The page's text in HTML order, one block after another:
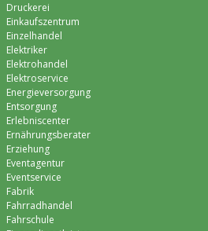
Druckerei
Einkaufszentrum
Einzelhandel
Elektriker
Elektrohandel
Elektroservice
Energieversorgung
Entsorgung
Erlebniscenter
Ernährungsberater
Erziehung
Eventagentur
Eventservice
Fabrik
Fahrradhandel
Fahrschule